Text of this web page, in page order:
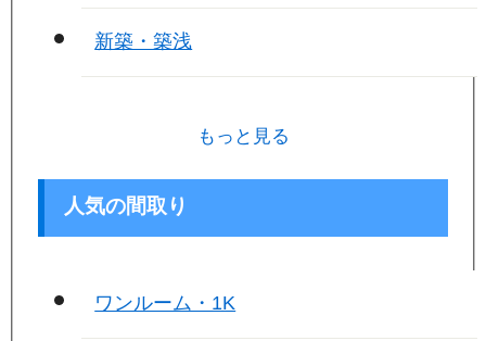
新築・築浅
もっと見る
人気の間取り
ワンルーム・1K